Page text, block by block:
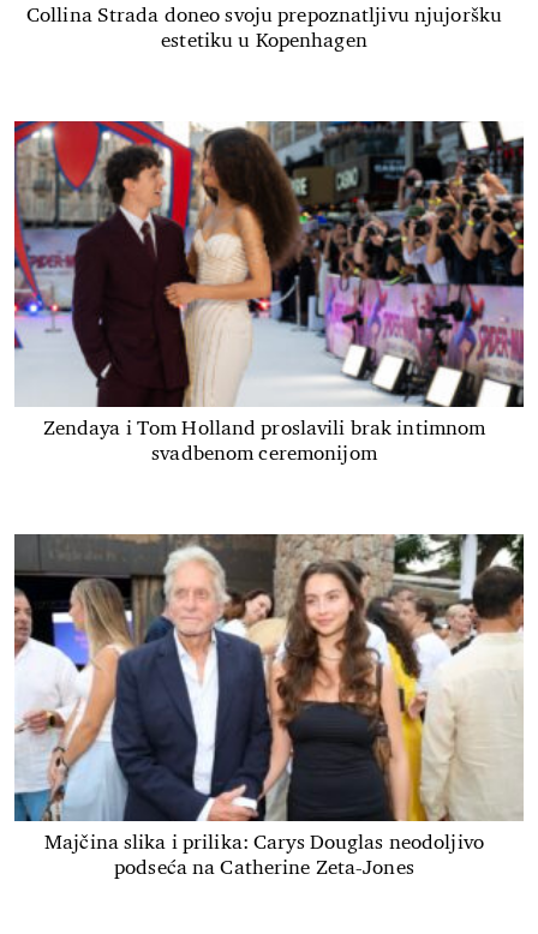
Collina Strada doneo svoju prepoznatljivu njujoršku
estetiku u Kopenhagen
Zendaya i Tom Holland proslavili brak intimnom
svadbenom ceremonijom
Majčina slika i prilika: Carys Douglas neodoljivo
podseća na Catherine Zeta-Jones